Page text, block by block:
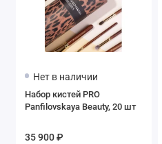
Нет в наличии
Набор кистей PRO
Panfilovskaya Beauty, 20 шт
35 900 ₽